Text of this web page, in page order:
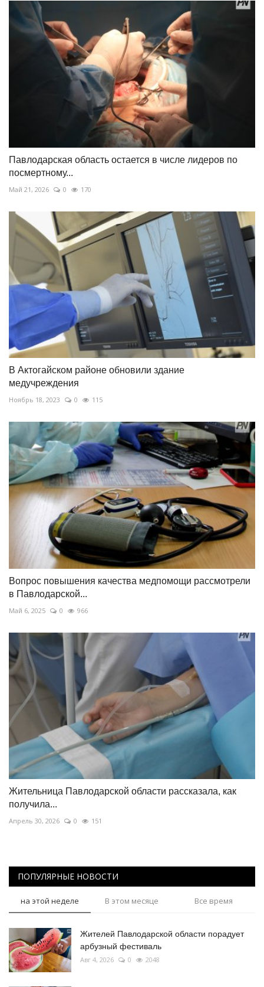
Павлодарская область остается в числе лидеров по
посмертному...
Май 21, 2026 0 170
В Актогайском районе обновили здание
медучреждения
Ноябрь 18, 2023 0 115
Вопрос повышения качества медпомощи рассмотрели
в Павлодарской...
Май 6, 2025 0 966
Жительница Павлодарской области рассказала, как
получила...
Апрель 30, 2026 0 151
ПОПУЛЯРНЫЕ НОВОСТИ
на этой неделе В этом месяце Все время
Жителей Павлодарской области порадует
арбузный фестиваль
Авг 4, 2026 0 2048